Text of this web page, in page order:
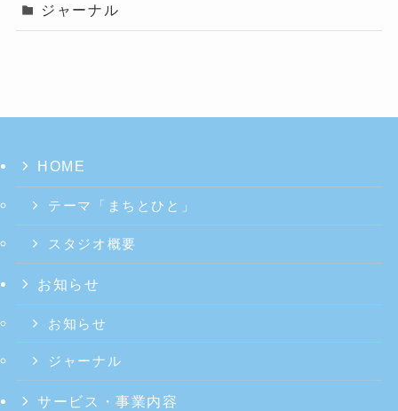
ジャーナル
HOME
テーマ「まちとひと」
スタジオ概要
お知らせ
お知らせ
ジャーナル
サービス・事業内容